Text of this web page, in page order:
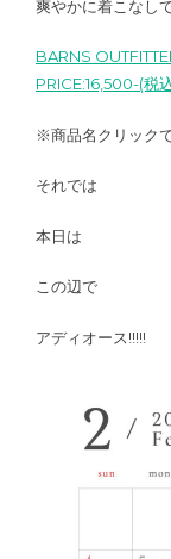
爽やかに着こなし
BARNS
PRICE:16,500-(税
※商品名クリック
それでは
本日は
この辺で
アディオース!!!!!